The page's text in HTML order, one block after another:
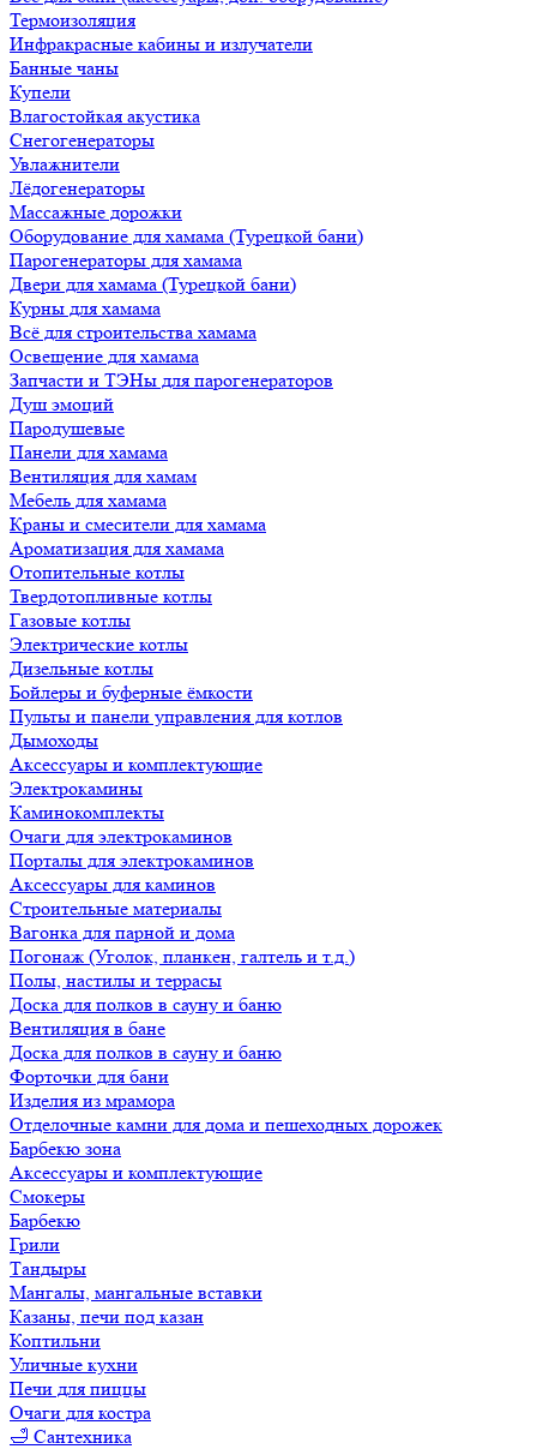
Термоизоляция
Инфракрасные кабины и излучатели
Банные чаны
Купели
Влагостойкая акустика
Снегогенераторы
Увлажнители
Лёдогенераторы
Массажные дорожки
Оборудование для хамама (Турецкой бани)
Парогенераторы для хамама
Двери для хамама (Турецкой бани)
Курны для хамама
Всё для строительства хамама
Освещение для хамама
Запчасти и ТЭНы для парогенераторов
Душ эмоций
Пародушевые
Панели для хамама
Вентиляция для хамам
Мебель для хамама
Краны и смесители для хамама
Ароматизация для хамама
Отопительные котлы
Твердотопливные котлы
Газовые котлы
Электрические котлы
Дизельные котлы
Бойлеры и буферные ёмкости
Пульты и панели управления для котлов
Дымоходы
Аксессуары и комплектующие
Электрокамины
Каминокомплекты
Очаги для электрокаминов
Порталы для электрокаминов
Аксессуары для каминов
Строительные материалы
Вагонка для парной и дома
Погонаж (Уголок, планкен, галтель и т.д.)
Полы, настилы и террасы
Доска для полков в сауну и баню
Вентиляция в бане
Доска для полков в сауну и баню
Форточки для бани
Изделия из мрамора
Отделочные камни для дома и пешеходных дорожек
Барбекю зона
Аксессуары и комплектующие
Смокеры
Барбекю
Грили
Тандыры
Мангалы, мангальные вставки
Казаны, печи под казан
Коптильни
Уличные кухни
Печи для пиццы
Очаги для костра
🛁 Сантехника